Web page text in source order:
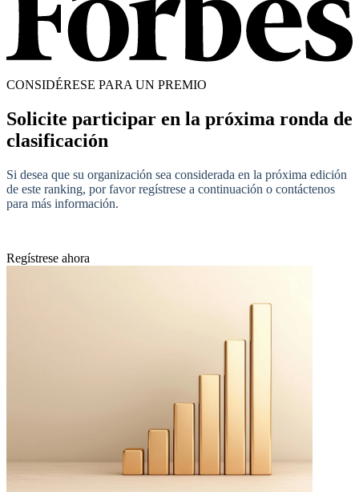
CONSIDÉRESE PARA UN PREMIO
Solicite participar en la próxima ronda de
clasificación
Si desea que su organización sea considerada en la próxima edición
de este ranking, por favor regístrese a continuación o contáctenos
para más información.
Regístrese ahora